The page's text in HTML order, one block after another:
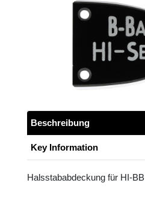
Beschreibung
Key Information
Halsstababdeckung für HI-BB